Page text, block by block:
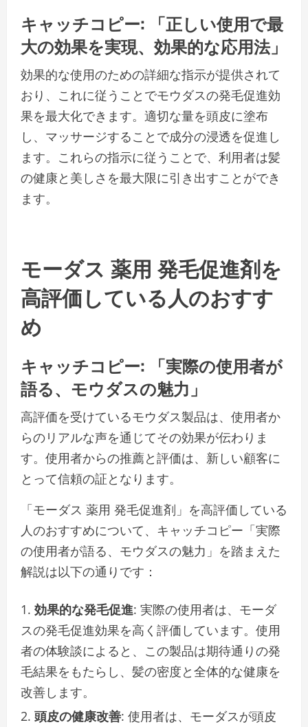
キャッチコピー: 「正しい使用で最
大の効果を実現、効果的な応用法」
効果的な使用のための詳細な指示が提供されて
おり、これに従うことでモウダスの発毛促進効
果を最大化できます。適切な量を頭皮に塗布
し、マッサージすることで成分の浸透を促進し
ます。これらの指示に従うことで、利用者は髪
の健康と美しさを最大限に引き出すことができ
ます。
モーダス 薬用 発毛促進剤を
高評価している人のおすす
め
キャッチコピー: 「実際の使用者が
語る、モウダスの魅力」
高評価を受けているモウダス製品は、使用者か
らのリアルな声を通じてその効果が伝わりま
す。使用者からの推薦と評価は、新しい顧客に
とって信頼の証となります。
「モーダス 薬用 発毛促進剤」を高評価している
人のおすすめについて、キャッチコピー「実際
の使用者が語る、モウダスの魅力」を踏まえた
解説は以下の通りです：
効果的な発毛促進: 実際の使用者は、モーダ
スの発毛促進効果を高く評価しています。使用
者の体験談によると、この製品は期待通りの発
毛結果をもたらし、髪の密度と全体的な健康を
改善します。
頭皮の健康改善: 使用者は、モーダスが頭皮